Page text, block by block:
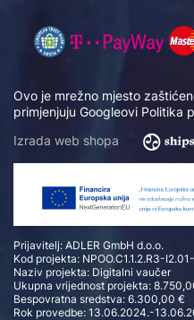
Ovo je mrežno mjesto
primjenjuju Googleovi Politika
Izrada web shopa
Prijavitelj: ADLER GmbH d.o.o.
Kod projekta: NPOO.C1.1.2.R3-
Naziv projekta: Digitalni vaučer
Ukupna vrijednost projekta:
Bespovratna sredstva: 6.300,00 €
Rok provedbe: 13.06.2024.-